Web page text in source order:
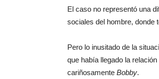
El caso no representó una
sociales del hombre, donde
Pero lo inusitado de la
que había llegado la
cariñosamente Bobby.